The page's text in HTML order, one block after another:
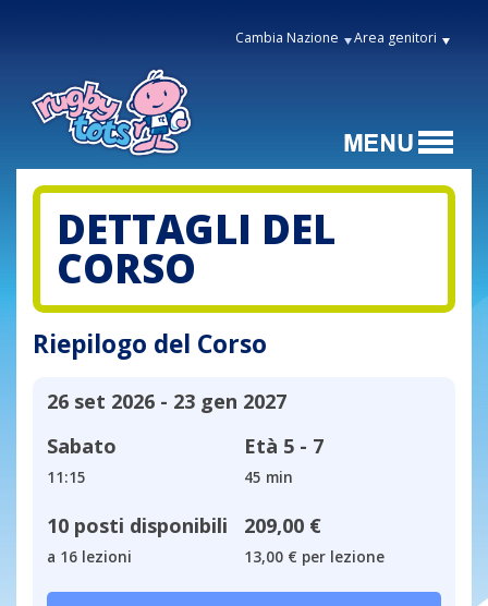
Cambia Nazione Area genitori
DETTAGLI DEL
CORSO
Riepilogo del Corso
26 set 2026 - 23 gen 2027
Sabato
11:15
Età 5 - 7
45 min
10 posti disponibili
a 16 lezioni
209,00 €
13,00 € per lezione